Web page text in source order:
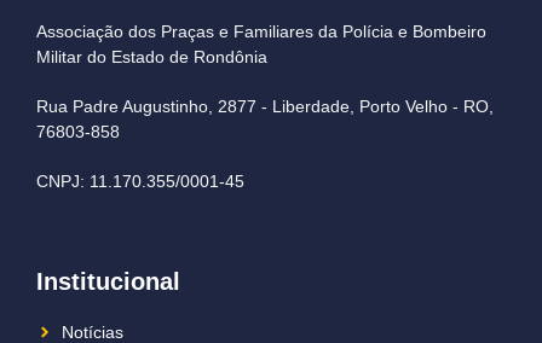
Associação dos Praças e Familiares da Polícia e Bombeiro
Militar do Estado de Rondônia
Rua Padre Augustinho, 2877 - Liberdade, Porto Velho - RO,
76803-858
CNPJ: 11.170.355/0001-45
Institucional
Notícias